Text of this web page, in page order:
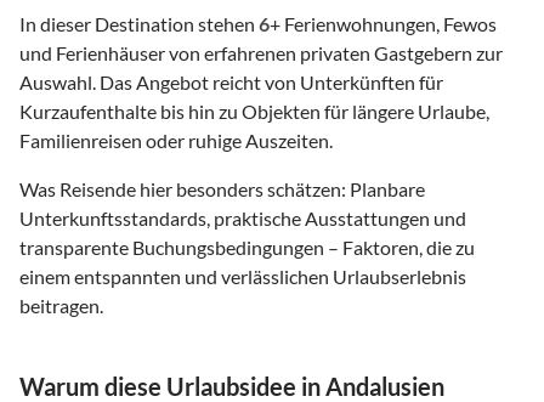
In dieser Destination stehen 6+ Ferienwohnungen, Fewos
und Ferienhäuser von erfahrenen privaten Gastgebern zur
Auswahl. Das Angebot reicht von Unterkünften für
Kurzaufenthalte bis hin zu Objekten für längere Urlaube,
Familienreisen oder ruhige Auszeiten.
Was Reisende hier besonders schätzen: Planbare
Unterkunftsstandards, praktische Ausstattungen und
transparente Buchungsbedingungen – Faktoren, die zu
einem entspannten und verlässlichen Urlaubserlebnis
beitragen.
Warum diese Urlaubsidee in Andalusien